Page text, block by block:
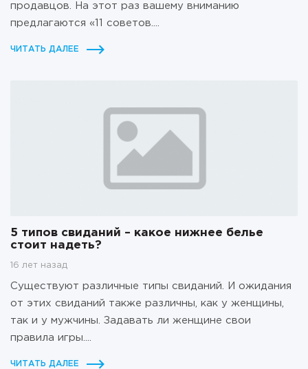
продавцов. На этот раз вашему вниманию
предлагаются «11 советов....
ЧИТАТЬ ДАЛЕЕ
5 типов свиданий – какое нижнее белье
стоит надеть?
16 лет назад
Существуют различные типы свиданий. И ожидания
от этих свиданий также различны, как у женщины,
так и у мужчины. Задавать ли женщине свои
правила игры....
ЧИТАТЬ ДАЛЕЕ